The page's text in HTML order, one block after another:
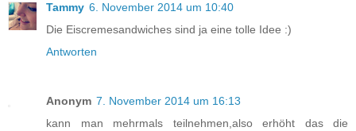
Tammy 6. November 2014 um 10:40
Die Eiscremesandwiches sind ja eine tolle Idee :)
Antworten
Anonym 7. November 2014 um 16:13
kann man mehrmals teilnehmen,also erhöht das die